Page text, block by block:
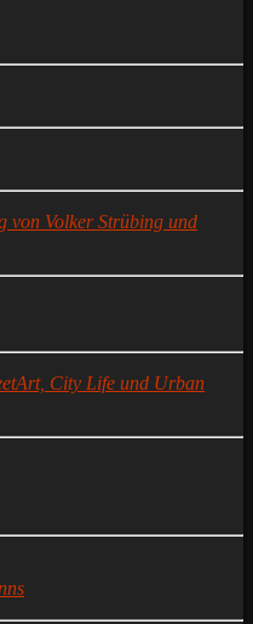
von Volker Strübing und
City Life und Urban